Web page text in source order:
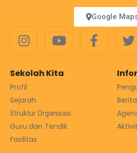
Google
Sekolah Kita
Profil
Sejarah
Struktur Organisasi
Guru dan Tendik
Fasilitas
Berita